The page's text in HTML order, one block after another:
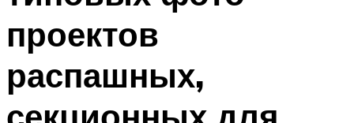
проектов
распашных,